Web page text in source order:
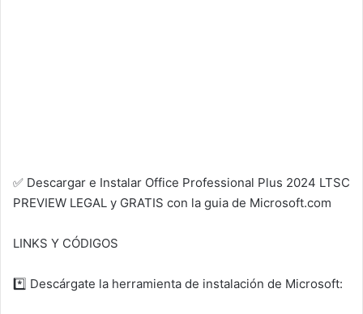
✅ Descargar e Instalar Office Professional Plus 2024 LTSC
PREVIEW LEGAL y GRATIS con la guia de Microsoft.com
LINKS Y CÓDIGOS
*️⃣ Descárgate la herramienta de instalación de Microsoft: